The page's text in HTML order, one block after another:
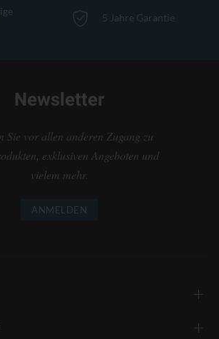
5 Jahre Garantie
Newsletter
Sie vor allen anderen Zugang zu
exklusiven Angeboten und
vielem mehr.
ANMELDEN